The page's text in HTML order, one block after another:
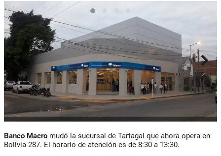
Banco Macro mudó la sucursal de Tartagal que ahora opera en
Bolivia 287. El horario de atención es de 8:30 a 13:30.